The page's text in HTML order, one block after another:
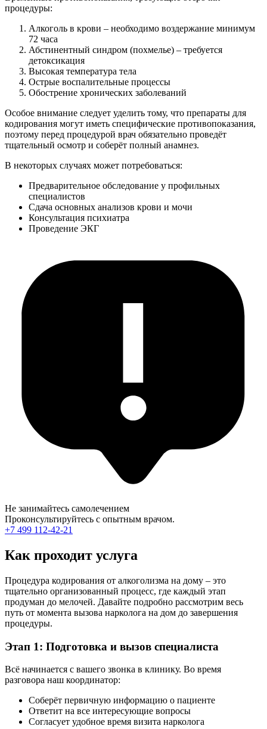
процедуры:
Алкоголь в крови – необходимо воздержание минимум
72 часа
Абстинентный синдром (похмелье) – требуется
детоксикация
Высокая температура тела
Острые воспалительные процессы
Обострение хронических заболеваний
Особое внимание следует уделить тому, что препараты для
кодирования могут иметь специфические противопоказания,
поэтому перед процедурой врач обязательно проведёт
тщательный осмотр и соберёт полный анамнез.
В некоторых случаях может потребоваться:
Предварительное обследование у профильных
специалистов
Сдача основных анализов крови и мочи
Консультация психиатра
Проведение ЭКГ
Не занимайтесь самолечением
Проконсультируйтесь с опытным врачом.
+7 499 112-42-21
Как проходит услуга
Процедура кодирования от алкоголизма на дому – это
тщательно организованный процесс, где каждый этап
продуман до мелочей. Давайте подробно рассмотрим весь
путь от момента вызова нарколога на дом до завершения
процедуры.
Этап 1: Подготовка и вызов специалиста
Всё начинается с вашего звонка в клинику. Во время
разговора наш координатор:
Соберёт первичную информацию о пациенте
Ответит на все интересующие вопросы
Согласует удобное время визита нарколога